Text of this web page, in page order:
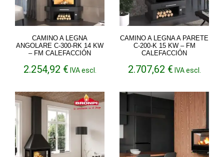
CAMINO A LEGNA
ANGOLARE C-300-RK 14 KW
– FM CALEFACCIÓN
2.254,92 € IVA escl.
CAMINO A LEGNA A PARETE
C-200-K 15 KW – FM
CALEFACCIÓN
2.707,62 € IVA escl.